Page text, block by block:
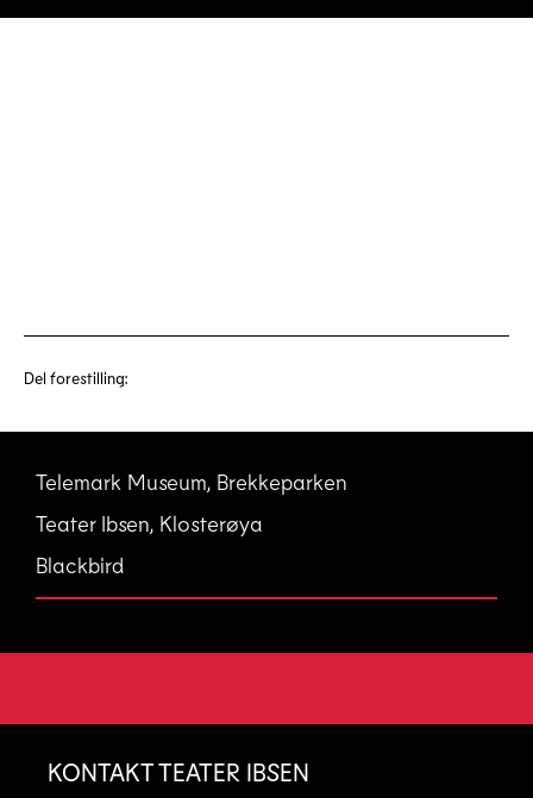
Del forestilling:
Telemark Museum, Brekkeparken
Teater Ibsen, Klosterøya
Blackbird
KONTAKT TEATER IBSEN